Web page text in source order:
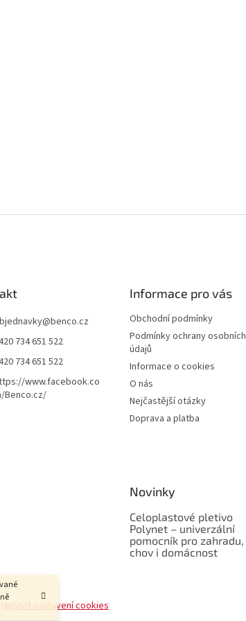
@benco.cz
734 651 522
734 651 522
www.facebook.co
Benco.cz/
Informace pro vás
Obchodní podmínky
Podmínky ochrany osobních
údajů
Informace o cookies
O nás
Nejčastější otázky
Doprava a platba
Novinky
Celoplastové pletivo
Polynet – univerzální
pomocník pro zahradu,
chov i domácnost
Upravit nastavení cookies